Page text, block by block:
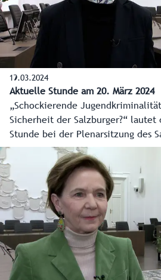
19.03.2024
Aktuelle Stunde am 20. März 2024
„Schockierende
Sicherheit der Salzburger?“ lautet
Stunde bei der Plenarsitzung des
20. März 2024.
im Video die Schwerpunktthemen
Verkehr oder auch Umwelt in der
Arbeit.